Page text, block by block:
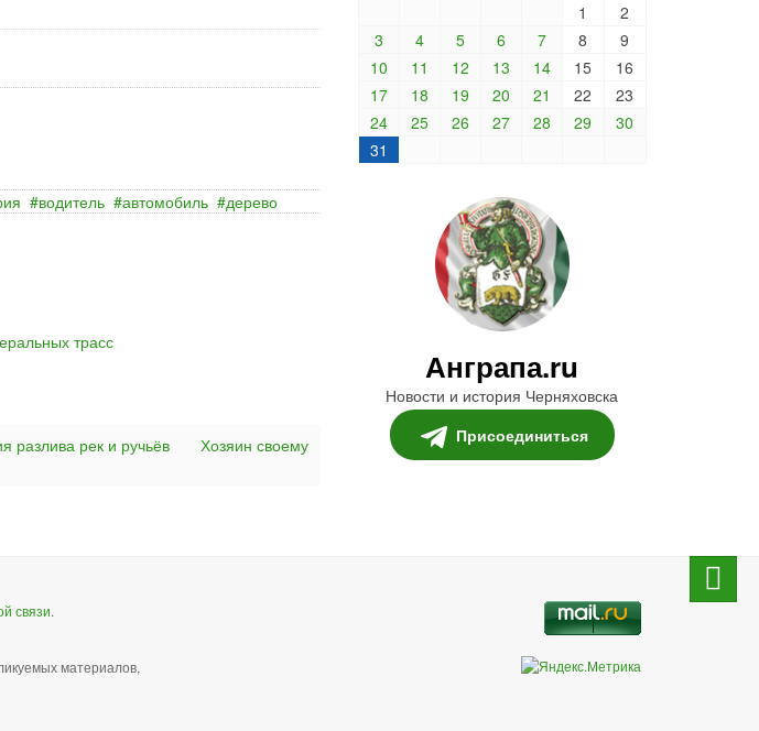
водитель автомобиль дерево
трасс
разлива рек и ручьёв
Хозяин своему
1
2
3
4 5 6 7 8
9
10
11 12 13 14 15
16
17
18 19 20 21 22
23
24
25 26 27 28 29
30
31
Анграпа.ru
Новости и история Черняховска
Присоединиться
связи.
материалов,